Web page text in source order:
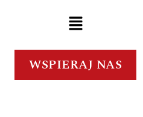
WSPIERAJ NAS